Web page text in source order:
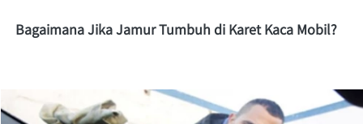
BagaimanaJika Jamur Tumbuh di Karet Kaca Mobil?